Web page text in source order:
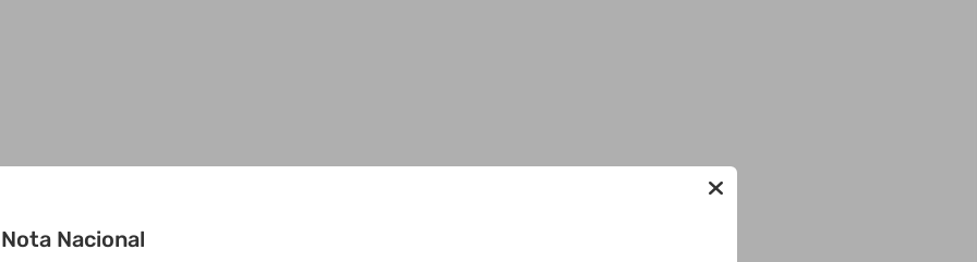
Nota Nacional